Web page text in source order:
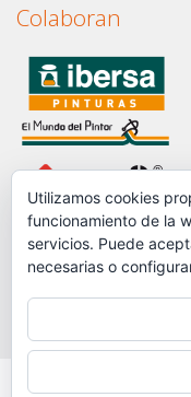
Colaboran
Utilizamos cookies
funcionamiento de la
servicios. Puede
necesarias o